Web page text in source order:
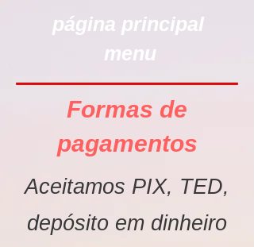
página principal
menu
Formas de
pagamentos
Aceitamos PIX, TED,
depósito em dinheiro